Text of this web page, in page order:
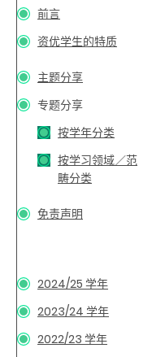
前言
资优学生的特质
主题分享
专题分享
按学年分类
按学习领域／范
畴分类
免责声明
2024/25 学年
2023/24 学年
2022/23 学年